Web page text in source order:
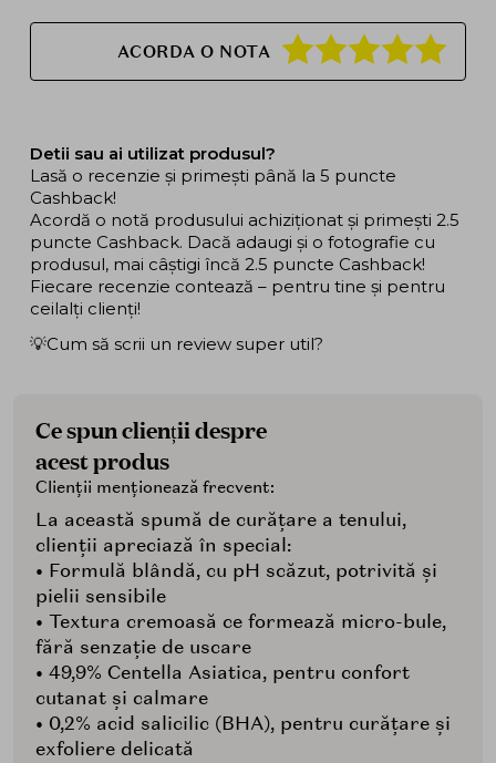
ACORDA O NOTA
Detii sau ai utilizat produsul?
Lasă o recenzie și primești până la 5 puncte
Cashback!
Acordă o notă produsului achiziționat și primești 2.5
puncte Cashback. Dacă adaugi și o fotografie cu
produsul, mai câștigi încă 2.5 puncte Cashback!
Fiecare recenzie contează – pentru tine și pentru
ceilalți clienți!
💡Cum să scrii un review super util?
Ce spun clienții despre
acest produs
Clienții menționează frecvent:
La această spumă de curățare a tenului,
clienții apreciază în special:
• Formulă blândă, cu pH scăzut, potrivită și
pielii sensibile
• Textura cremoasă ce formează micro-bule,
fără senzație de uscare
• 49,9% Centella Asiatica, pentru confort
cutanat și calmare
• 0,2% acid salicilic (BHA), pentru curățare și
exfoliere delicată